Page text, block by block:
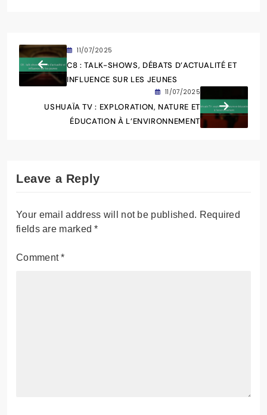
11/07/2025
C8 : TALK-SHOWS, DÉBATS D’ACTUALITÉ ET
INFLUENCE SUR LES JEUNES
11/07/2025
USHUAÏA TV : EXPLORATION, NATURE ET
ÉDUCATION À L’ENVIRONNEMENT
Leave a Reply
Your email address will not be published. Required
fields are marked*
Comment*